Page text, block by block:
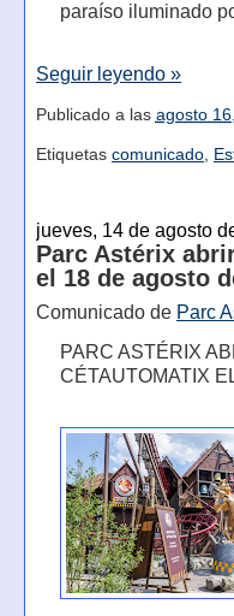
paraíso iluminado
Seguir leyendo »
Publicado a las agosto
Etiquetas comunicado,
jueves, 14 de agosto
Parc Astérix
el 18 de agosto
Comunicado de Parc
PARC ASTÉRIX
CÉTAUTOMATIX